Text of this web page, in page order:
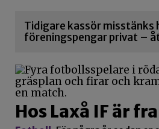
Tidigare kassör misstänks
föreningspengar privat –
Hos Laxå IF är